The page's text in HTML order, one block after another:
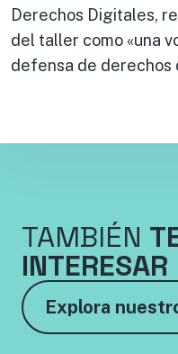
Derechos Digitales,
del taller como «una
defensa de derechos
TAMBIÉN
INTERESAR
Explora